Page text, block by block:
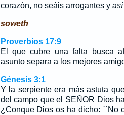
corazón, no seáis arrogantes y así
soweth
Proverbios 17:9
El que cubre una falta busca
asunto separa a los mejores
Génesis 3:1
Y la serpiente era más astuta
del campo que el SEÑOR Dios
¿Conque Dios os ha dicho: ``No